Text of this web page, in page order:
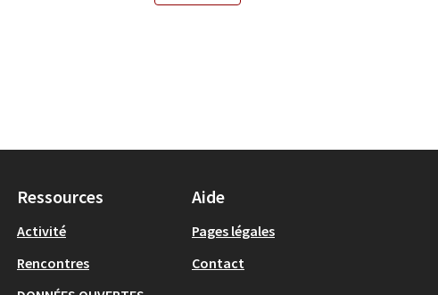
Ressources
Activité
Rencontres
Aide
Pages légales
Contact